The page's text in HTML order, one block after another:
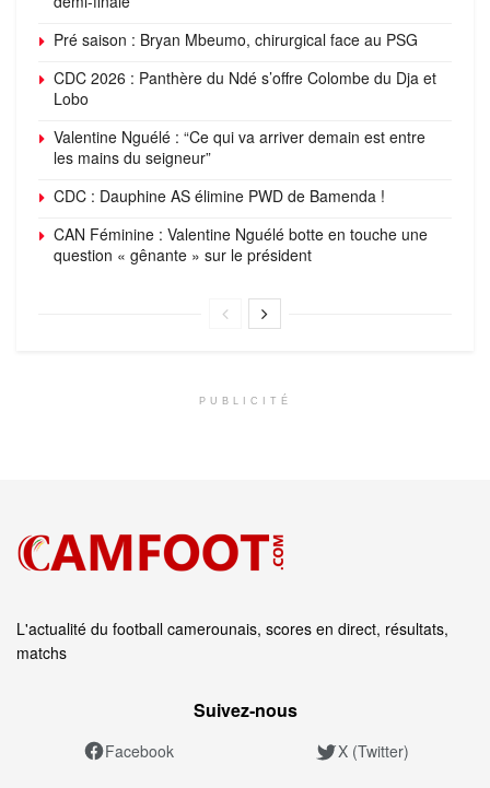
Pré saison : Bryan Mbeumo, chirurgical face au PSG
CDC 2026 : Panthère du Ndé s’offre Colombe du Dja et
Lobo
Valentine Nguélé : “Ce qui va arriver demain est entre
les mains du seigneur”
CDC : Dauphine AS élimine PWD de Bamenda !
CAN Féminine : Valentine Nguélé botte en touche une
question « gênante » sur le président
PUBLICITÉ
L'actualité du football camerounais, scores en direct, résultats,
matchs
Suivez‑nous
Facebook X (Twitter)